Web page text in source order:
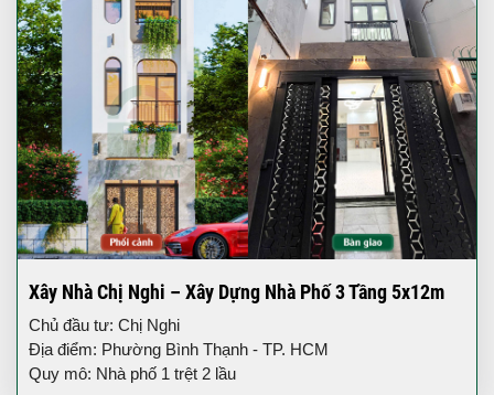
Xây Nhà Chị Nghi – Xây Dựng Nhà Phố 3 Tầng 5x12m
Chủ đầu tư: Chị Nghi
Địa điểm: Phường Bình Thạnh - TP. HCM
Quy mô: Nhà phố 1 trệt 2 lầu